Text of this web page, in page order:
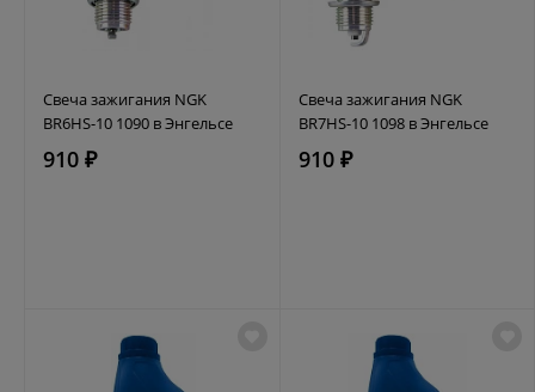
Свеча зажигания NGK
BR6HS-10 1090 в Энгельсе
910 ₽
Свеча зажигания NGK
BR7HS-10 1098 в Энгельсе
910 ₽